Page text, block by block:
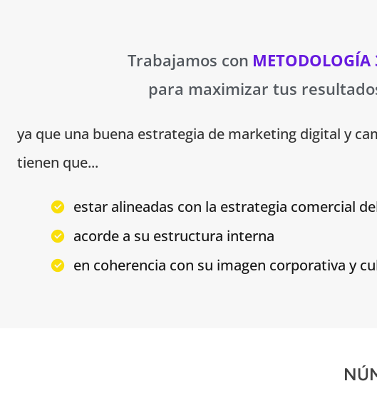
Trabajamos con METODOLOGÍA
para maximizar tus
ya que una buena estrategia de marketing digital y
tienen que...
estar alineadas con la estrategia comercial
acorde a su estructura interna
en coherencia con su imagen corporativa y